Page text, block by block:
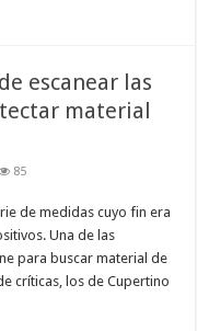
escanear las
material
85
de medidas cuyo fin era
Una de las
para buscar material de
críticas, los de Cupertino